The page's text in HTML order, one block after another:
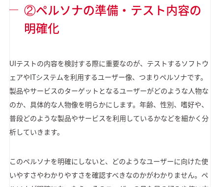
②ペルソナの準備・テスト内容の
明確化
UIテストの内容を検討する際に重要なのが、テストするソフトウ
ェアやITシステムを利用するユーザー像、つまりペルソナです。
製品やサービスのターゲットとなるユーザーがどのような人物な
のか、具体的な人物像を明らかにします。年齢、性別、嗜好や、
普段どのような製品やサービスを利用しているかなどを細かく分
析していきます。
このペルソナを明確にしないと、どのようなユーザーに向けた使
いやすさやわかりやすさを確認すべきなのかがわかりません。ペ